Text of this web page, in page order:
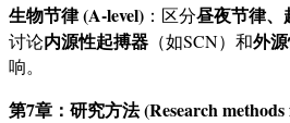
生物节律 (A-level) ：区分昼夜节律、
讨论内源性起搏器 （如SCN）和外
响。
第7章：研究方法 (Research